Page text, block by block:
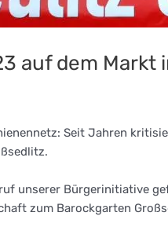
auf dem Markt
Seit Jahren
unserer Bürgerinitiative
zum Barockgarten